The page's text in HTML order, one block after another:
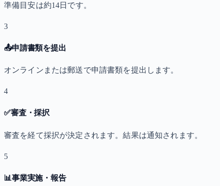
準備目安は約14日です。
3
📤申請書類を提出
オンラインまたは郵送で申請書類を提出します。
4
✅審査・採択
審査を経て採択が決定されます。結果は通知されます。
5
📊事業実施・報告